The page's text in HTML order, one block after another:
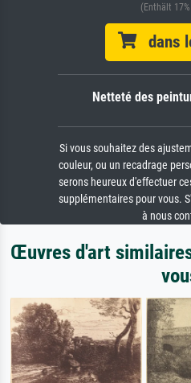
(Enthält
dans
Netteté des
Si vous souhaitez des
couleur, ou un recadrage
serons heureux d'effectuer
supplémentaires pour vous.
à nous
Œuvres d'art